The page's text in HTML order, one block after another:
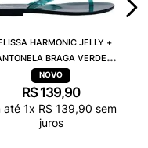
HARMONIC JELLY +
BRAGA VERDE
TRANSPARENTE 38263
R$ 139,90
até 1x R$ 139,90 sem
juros